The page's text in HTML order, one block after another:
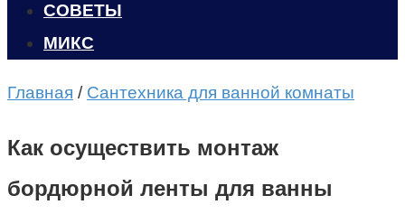
CОВЕТЫ
МИКС
Главная / Сантехника для ванной комнаты
Как осуществить монтаж
бордюрной ленты для ванны